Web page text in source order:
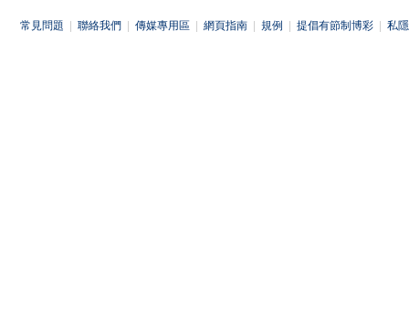
常見問題 聯絡我們 傳媒專用區 網頁指南 規例 提倡有節制博彩 私